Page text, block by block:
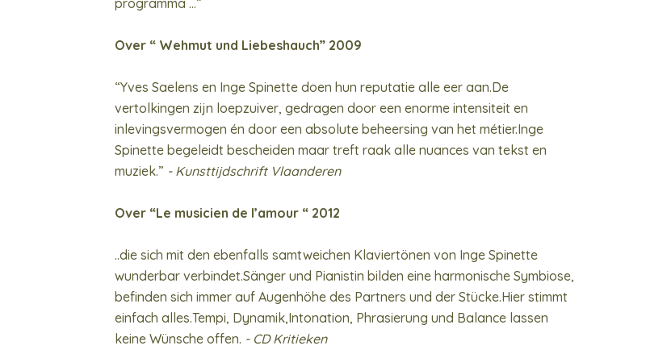
programma …”
Over “ Wehmut und Liebeshauch” 2009
“Yves Saelens en Inge Spinette doen hun reputatie alle eer aan.De
vertolkingen zijn loepzuiver, gedragen door een enorme intensiteit en
inlevingsvermogen én door een absolute beheersing van het métier.Inge
Spinette begeleidt bescheiden maar treft raak alle nuances van tekst en
muziek.” - Kunsttijdschrift Vlaanderen
Over “Le musicien de l’amour “ 2012
..die sich mit den ebenfalls samtweichen Klaviertönen von Inge Spinette
wunderbar verbindet.Sänger und Pianistin bilden eine harmonische Symbiose,
befinden sich immer auf Augenhöhe des Partners und der Stücke.Hier stimmt
einfach alles.Tempi, Dynamik,Intonation, Phrasierung und Balance lassen
keine Wünsche offen. - CD Kritieken